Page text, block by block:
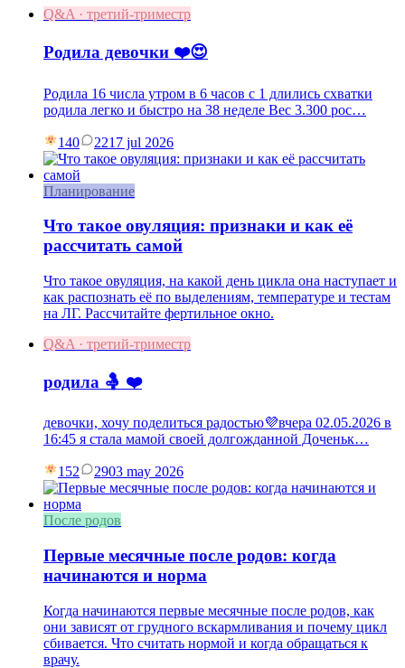
Q&A · третий-триместр
Родила девочки ❤️😍
Родила 16 числа утром в 6 часов с 1 длились схватки
родила легко и быстро на 38 неделе Вес 3.300 рос…
140 2217 jul 2026
Планирование
Что такое овуляция: признаки и как её
рассчитать самой
Что такое овуляция, на какой день цикла она наступает и
как распознать её по выделениям, температуре и тестам
на ЛГ. Рассчитайте фертильное окно.
Q&A · третий-триместр
родила 🤱 ❤️
девочки, хочу поделиться радостью💜вчера 02.05.2026 в
16:45 я стала мамой своей долгожданной Доченьк…
152 2903 may 2026
После родов
Первые месячные после родов: когда
начинаются и норма
Когда начинаются первые месячные после родов, как
они зависят от грудного вскармливания и почему цикл
сбивается. Что считать нормой и когда обращаться к
врачу.